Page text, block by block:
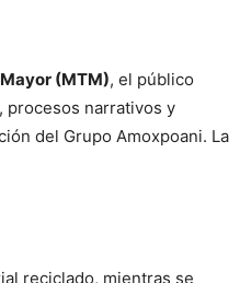
(MTM), el público
procesos narrativos y
del Grupo Amoxpoani. La
reciclado, mientras se